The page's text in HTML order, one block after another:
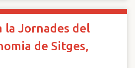
la Jornades del
de Sitges,